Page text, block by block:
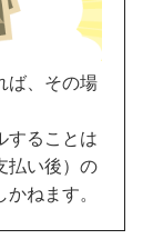
ば、その場
することは
払い後）の
ねます。